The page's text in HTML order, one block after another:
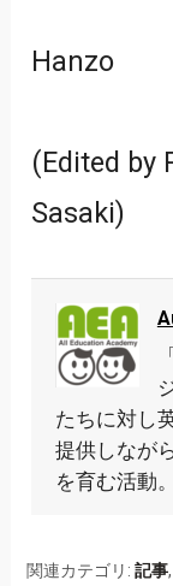
Hanzo
(Edited by
Sasaki)
たちに対し
提供しなが
を育む活動。
関連カテゴリ: 記事,